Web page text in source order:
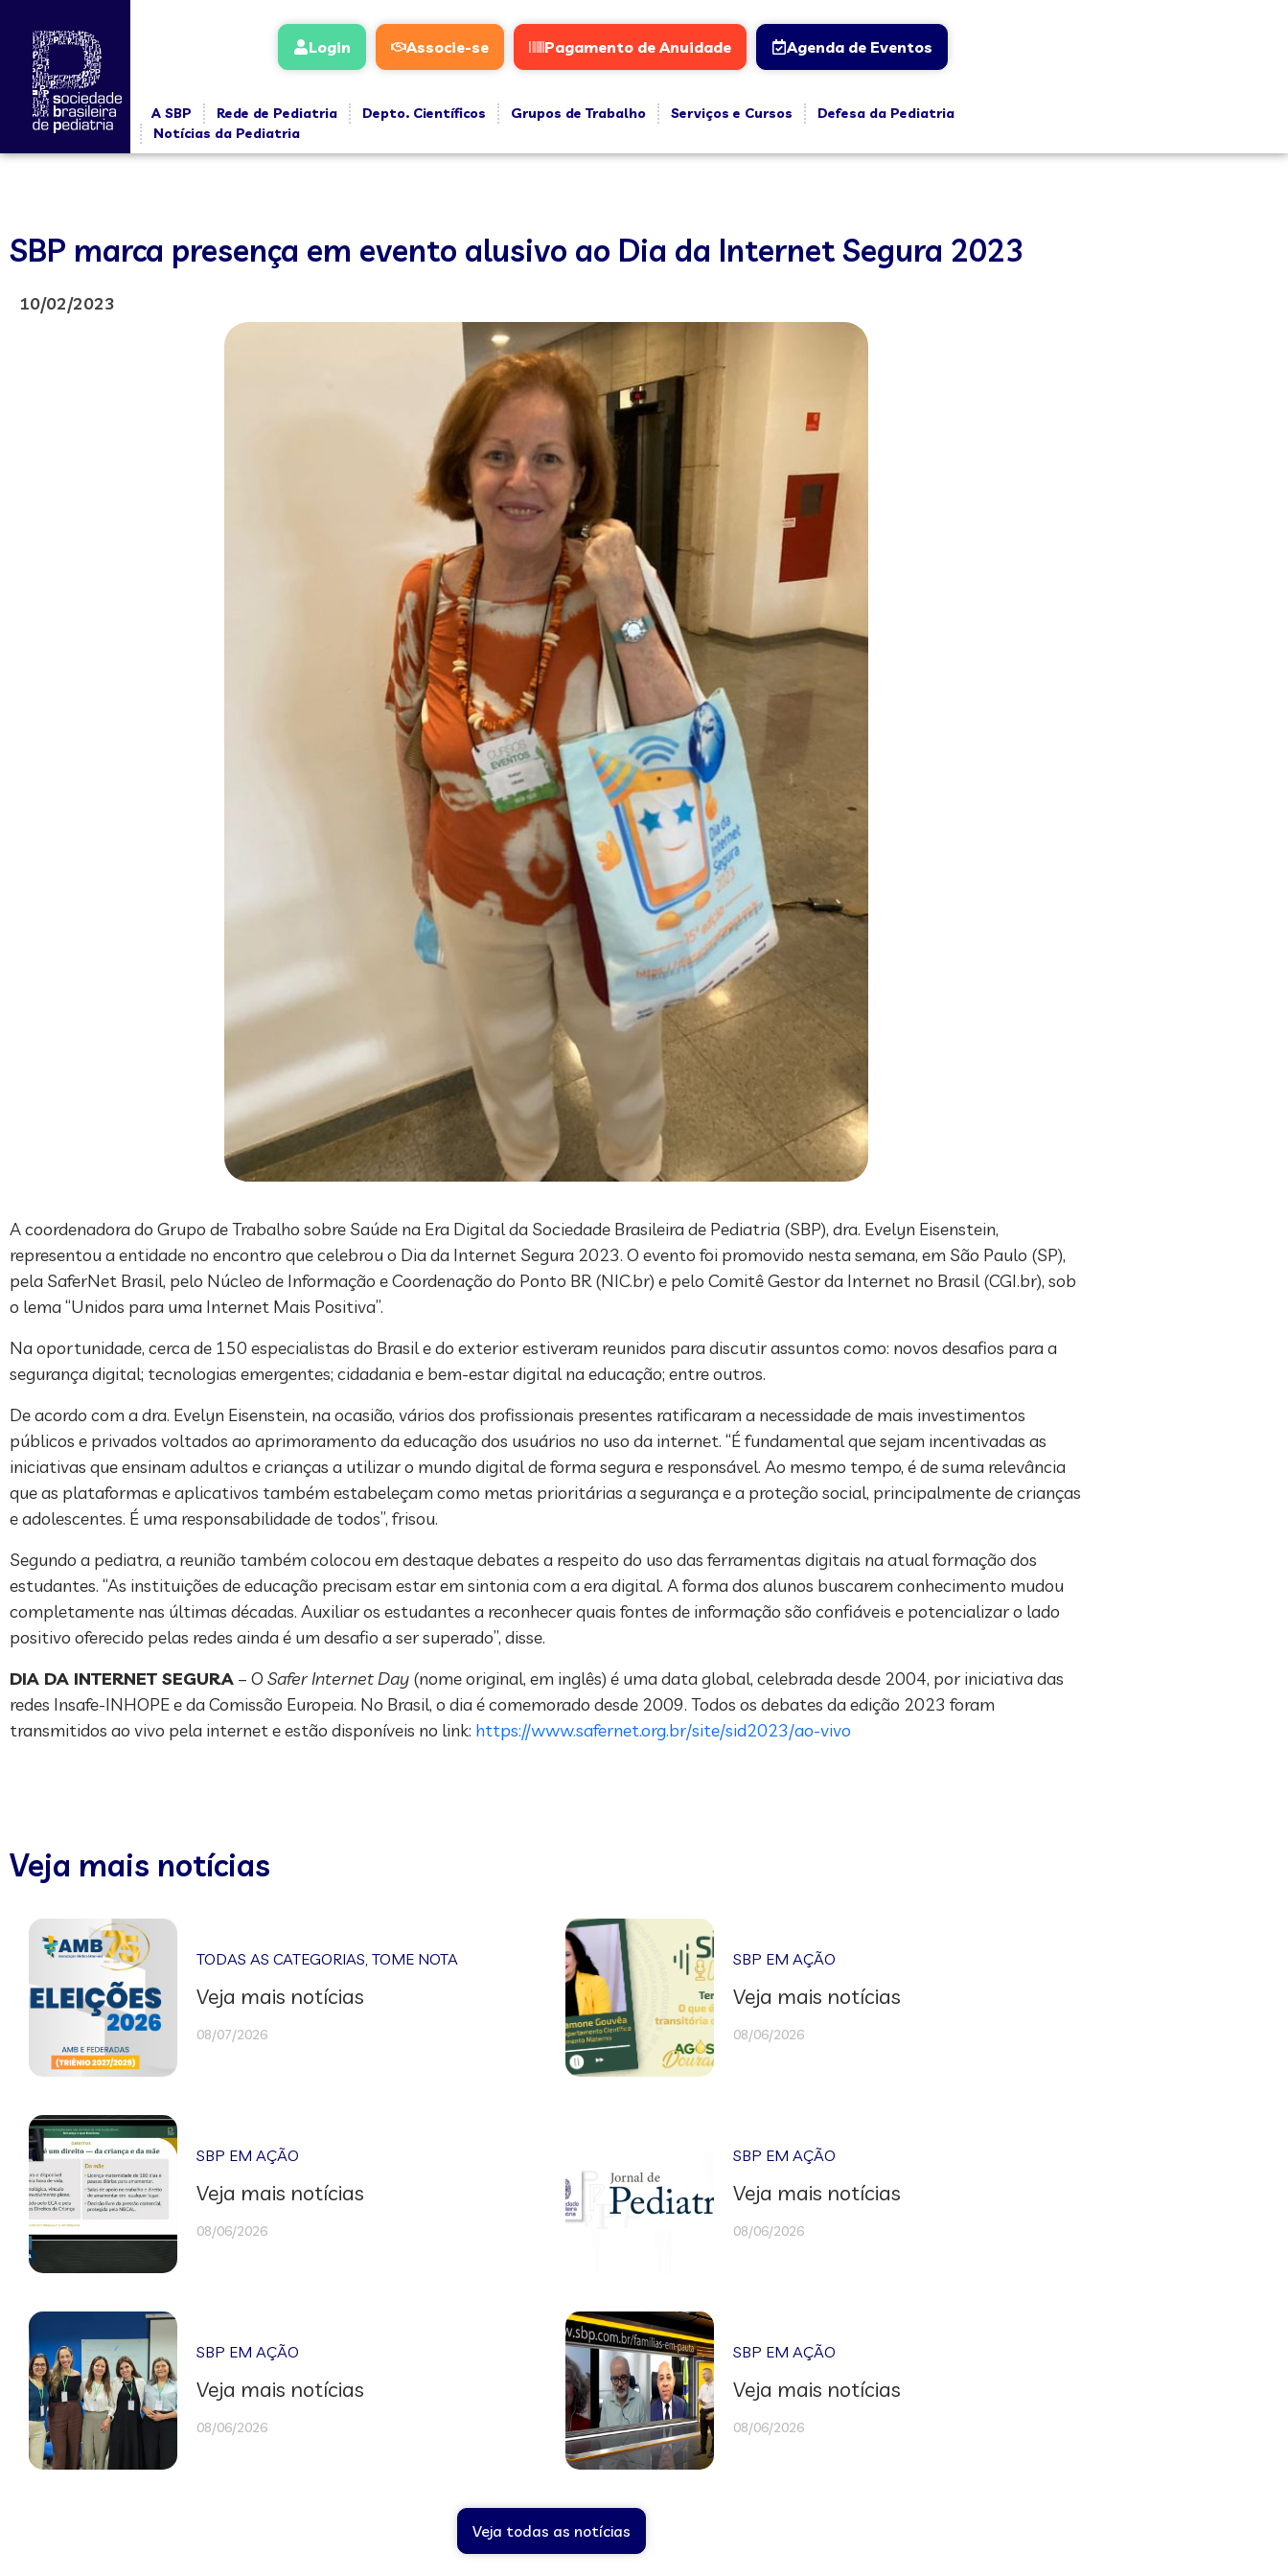
Login Associe-se Pagamento de Anuidade Agenda de Eventos
A SBP Rede de Pediatria Depto. Científicos Grupos de Trabalho Serviços e Cursos
Defesa da Pediatria
Notícias da Pediatria
SBP marca presença em evento alusivo ao Dia da Internet Segura 2023
10/02/2023
A coordenadora do Grupo de Trabalho sobre Saúde na Era Digital da Sociedade Brasileira de Pediatria (SBP), dra. Evelyn Eisenstein,
representou a entidade no encontro que celebrou o Dia da Internet Segura 2023. O evento foi promovido nesta semana, em São Paulo (SP),
pela SaferNet Brasil, pelo Núcleo de Informação e Coordenação do Ponto BR (NIC.br) e pelo Comitê Gestor da Internet no Brasil (CGI.br), sob
o lema “Unidos para uma Internet Mais Positiva”.
Na oportunidade, cerca de 150 especialistas do Brasil e do exterior estiveram reunidos para discutir assuntos como: novos desafios para a
segurança digital; tecnologias emergentes; cidadania e bem-estar digital na educação; entre outros.
De acordo com a dra. Evelyn Eisenstein, na ocasião, vários dos profissionais presentes ratificaram a necessidade de mais investimentos
públicos e privados voltados ao aprimoramento da educação dos usuários no uso da internet. “É fundamental que sejam incentivadas as
iniciativas que ensinam adultos e crianças a utilizar o mundo digital de forma segura e responsável. Ao mesmo tempo, é de suma relevância
que as plataformas e aplicativos também estabeleçam como metas prioritárias a segurança e a proteção social, principalmente de crianças
e adolescentes. É uma responsabilidade de todos”, frisou.
Segundo a pediatra, a reunião também colocou em destaque debates a respeito do uso das ferramentas digitais na atual formação dos
estudantes. “As instituições de educação precisam estar em sintonia com a era digital. A forma dos alunos buscarem conhecimento mudou
completamente nas últimas décadas. Auxiliar os estudantes a reconhecer quais fontes de informação são confiáveis e potencializar o lado
positivo oferecido pelas redes ainda é um desafio a ser superado”, disse.
DIA DA INTERNET SEGURA – O Safer Internet Day (nome original, em inglês) é uma data global, celebrada desde 2004, por iniciativa das
redes Insafe-INHOPE e da Comissão Europeia. No Brasil, o dia é comemorado desde 2009. Todos os debates da edição 2023 foram
transmitidos ao vivo pela internet e estão disponíveis no link: https://www.safernet.org.br/site/sid2023/ao-vivo
Veja mais notícias
TODAS AS CATEGORIAS ,TOME NOTA
Veja mais notícias
08/07/2026
SBP EM AÇÃO
Veja mais notícias
08/06/2026
SBP EM AÇÃO
Veja mais notícias
08/06/2026
SBP EM AÇÃO
Veja mais notícias
08/06/2026
SBP EM AÇÃO
Veja mais notícias
08/06/2026
SBP EM AÇÃO
Veja mais notícias
08/06/2026
Veja todas as notícias